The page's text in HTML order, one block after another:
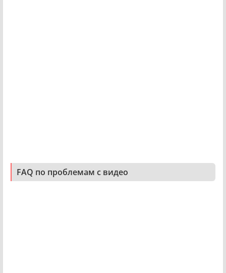
FAQ по проблемам с видео